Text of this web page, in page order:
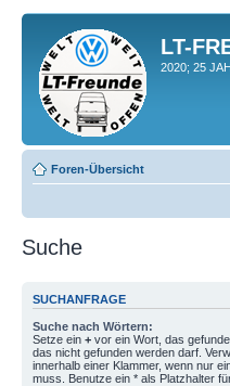
LT-
2020; 25
Foren-Übersicht
Suche
SUCHANFRAGE
Suche nach Wörtern:
Setze ein + vor ein Wort, das
das nicht gefunden werden darf.
innerhalb einer Klammer, wenn nur
muss. Benutze ein * als Platzhalter